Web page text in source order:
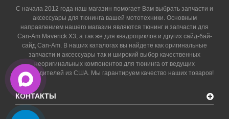
С начала 2012 года наш магазин помогает Вам выбрать запчасти и
аксессуары для тюнинга вашей мототехники. Основным
направлением нашего магазин являются тюнинг и запчасти для
Can-Am Maverick X3, а так же для квадроциклов и других сайд-бай-
сайд Can-Am. В наших каталогах вы найдете как оригинальные
запчасти и аксессуары так и широкий выбор качественных
неоригинальных компонентов для тюнинга от ведущих
производителей из США. Мы гарантируем качество наших товаров!
КОНТАКТЫ